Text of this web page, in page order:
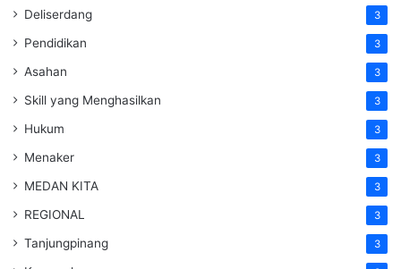
Deliserdang 3
Pendidikan 3
Asahan 3
Skill yang Menghasilkan 3
Hukum 3
Menaker 3
MEDAN KITA 3
REGIONAL 3
Tanjungpinang 3